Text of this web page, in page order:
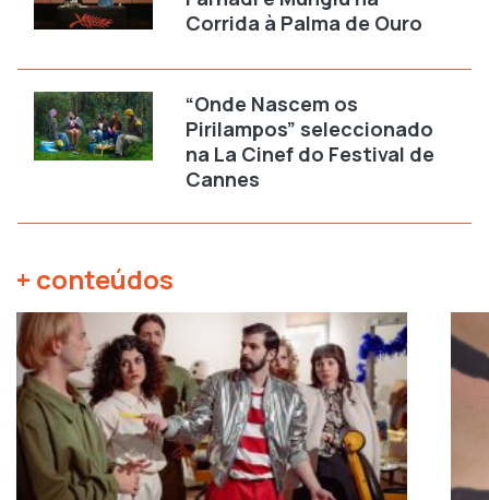
Corrida à Palma de Ouro
“Onde Nascem os
Pirilampos” seleccionado
na La Cinef do Festival de
Cannes
+ conteúdos